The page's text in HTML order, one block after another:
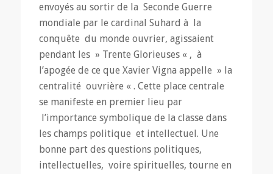
envoyés au sortir de la Seconde Guerre
mondiale par le cardinal Suhard à la
conquête du monde ouvrier, agissaient
pendant les » Trente Glorieuses « , à
l’apogée de ce que Xavier Vigna appelle » la
centralité ouvrière « . Cette place centrale
se manifeste en premier lieu par
l’importance symbolique de la classe dans
les champs politique et intellectuel. Une
bonne part des questions politiques,
intellectuelles, voire spirituelles, tourne en